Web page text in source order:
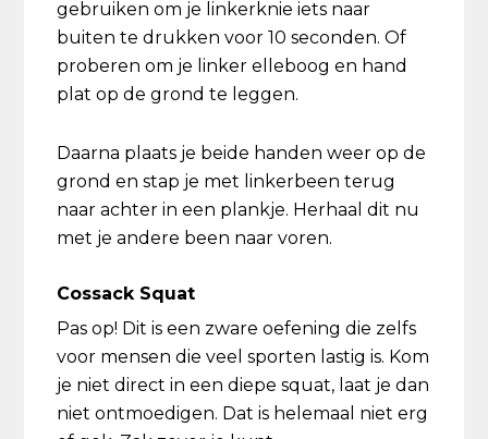
gebruiken om je linkerknie iets naar
buiten te drukken voor 10 seconden. Of
proberen om je linker elleboog en hand
plat op de grond te leggen.
Daarna plaats je beide handen weer op de
grond en stap je met linkerbeen terug
naar achter in een plankje. Herhaal dit nu
met je andere been naar voren.
Cossack Squat
Pas op! Dit is een zware oefening die zelfs
voor mensen die veel sporten lastig is. Kom
je niet direct in een diepe squat, laat je dan
niet ontmoedigen. Dat is helemaal niet erg